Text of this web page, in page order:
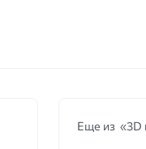
Еще из «3D